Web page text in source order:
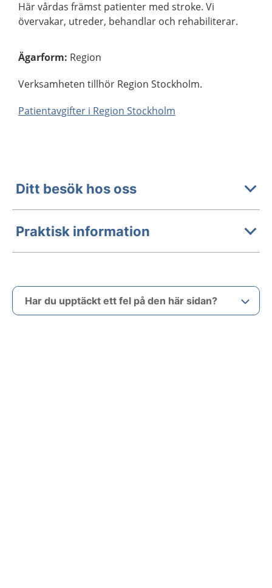
Här vårdas främst patienter med stroke. Vi
övervakar, utreder, behandlar och rehabiliterar.
Ägarform: Region
Verksamheten tillhör Region Stockholm.
Patientavgifter i Region Stockholm
Ditt besök hos oss
Praktisk information
Har du upptäckt ett fel på den här sidan?